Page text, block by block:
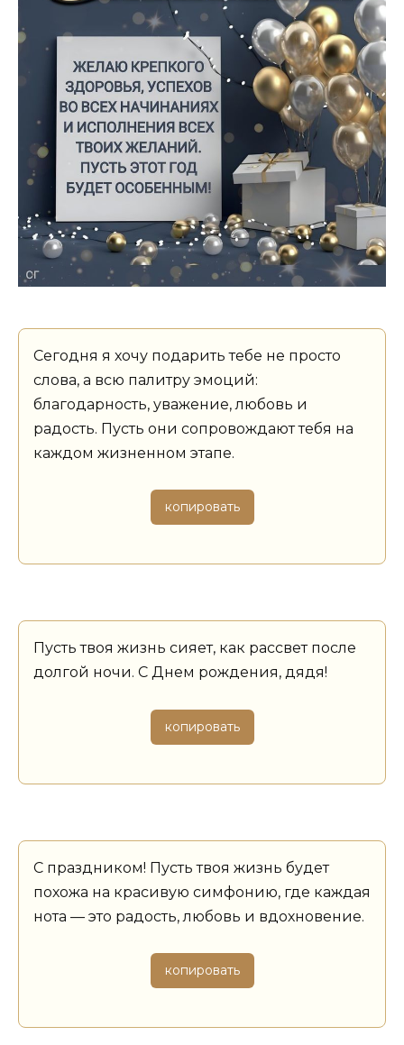
Сегодня я хочу подарить тебе не просто
слова, а всю палитру эмоций:
благодарность, уважение, любовь и
радость. Пусть они сопровождают тебя на
каждом жизненном этапе.
копировать
Пусть твоя жизнь сияет, как рассвет после
долгой ночи. С Днем рождения, дядя!
копировать
С праздником! Пусть твоя жизнь будет
похожа на красивую симфонию, где каждая
нота — это радость, любовь и вдохновение.
копировать